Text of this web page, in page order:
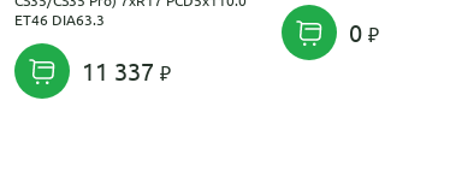
ET46 DIA63.3
11 337
0